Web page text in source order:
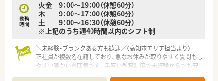
やスキルを着実に習得できます。
■将来的には、管理薬剤師やリーダーとして、店舗運営や後進の
育成に携わることも可能です。
勤務
時間
火金 9：00～19：00（休憩60分）
木 9：00～17：00（休憩60分）
土 9：00～16：30（休憩60分）
※上記のうち週40時間以内のシフト制
＼未経験・ブランクある方も歓迎／（高知市エリア担当より）
正社員が複数名在籍しており、急なお休みが取りやすく質問もし
やすい温かい雰囲気です。手厚い教育制度で未経験からでも安